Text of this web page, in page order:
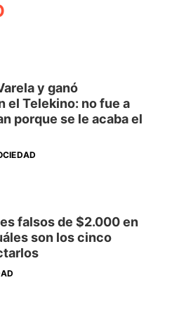
y ganó
el Telekino: no fue a
porque se le acaba el
falsos de $2.000 en
son los cinco